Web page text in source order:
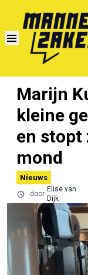
Marijn
kleine
en stopt
mond
Nieuws
door
Elise van
Dijk